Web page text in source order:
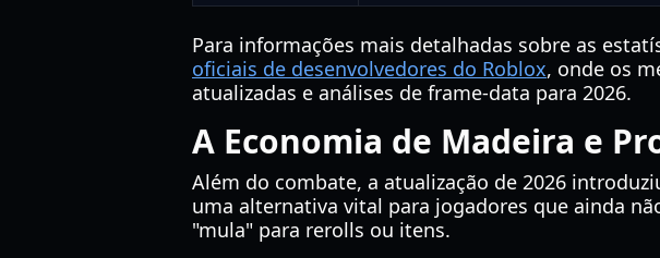
Para informações mais detalhadas sobre as
oficiais de desenvolvedores do Roblox, onde os
atualizadas e análises de frame-data para 2026.
A Economia de Madeira e
Além do combate, a atualização de 2026
uma alternativa vital para jogadores que ainda
"mula" para rerolls ou itens.